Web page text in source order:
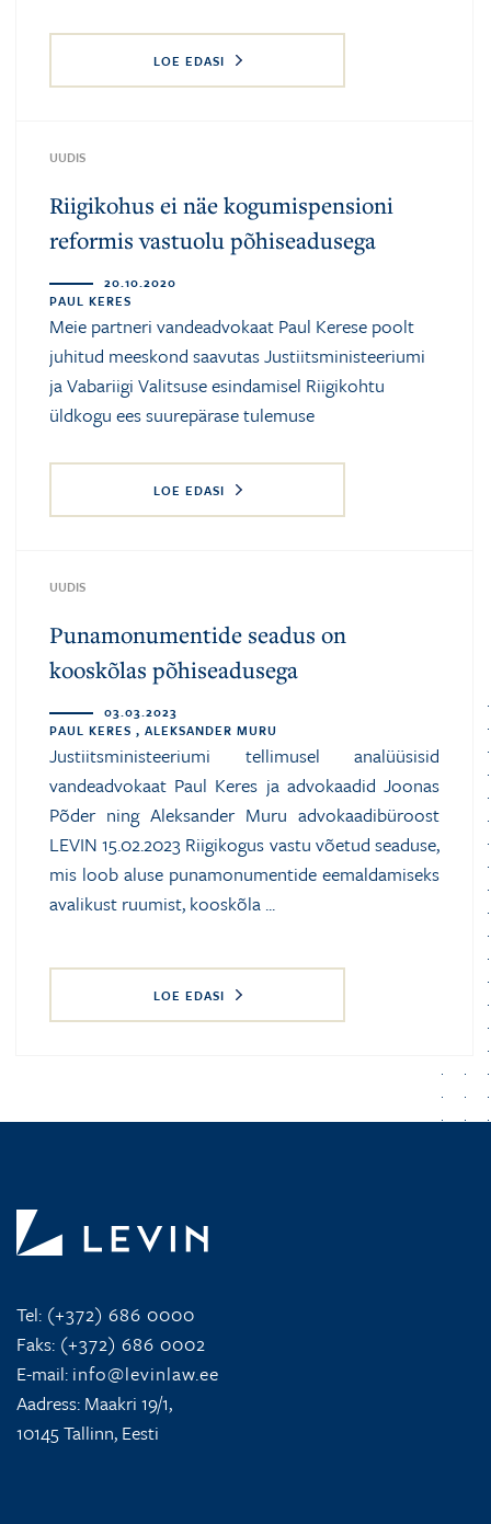
LOE EDASI
UUDIS
Riigikohus ei näe kogumispensioni
reformis vastuolu põhiseadusega
20.10.2020
PAUL KERES
Meie partneri vandeadvokaat Paul Kerese poolt
juhitud meeskond saavutas Justiitsministeeriumi
ja Vabariigi Valitsuse esindamisel Riigikohtu
üldkogu ees suurepärase tulemuse
LOE EDASI
UUDIS
Punamonumentide seadus on
kooskõlas põhiseadusega
03.03.2023
PAUL KERES , ALEKSANDER MURU
Justiitsministeeriumi tellimusel analüüsisid
vandeadvokaat Paul Keres ja advokaadid Joonas
Põder ning Aleksander Muru advokaadibüroost
LEVIN 15.02.2023 Riigikogus vastu võetud seaduse,
mis loob aluse punamonumentide eemaldamiseks
avalikust ruumist, kooskõla ...
LOE EDASI
Tel: (+372) 686 0000
Faks: (+372) 686 0002
E-mail: info@levinlaw.ee
Aadress: Maakri 19/1,
10145 Tallinn, Eesti